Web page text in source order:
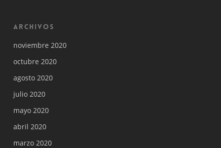
Archivos
noviembre 2020
octubre 2020
agosto 2020
julio 2020
mayo 2020
abril 2020
marzo 2020